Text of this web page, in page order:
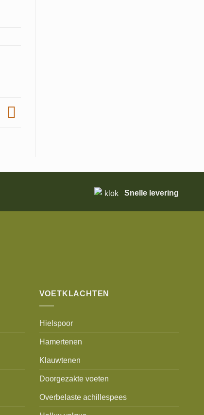
Snelle levering
VOETKLACHTEN
Hielspoor
Hamertenen
Klauwtenen
Doorgezakte voeten
Overbelaste achillespees